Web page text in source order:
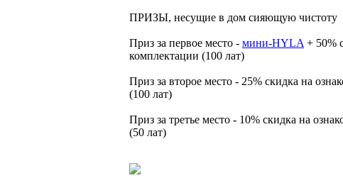
ПРИЗЫ, несущие в дом сияющую чистоту
Приз за первое место - мини-HYLA + 50%
комплектации (100 лат)
Приз за второе место - 25% скидка на
(100 лат)
Приз за третье место - 10% скидка на
(50 лат)